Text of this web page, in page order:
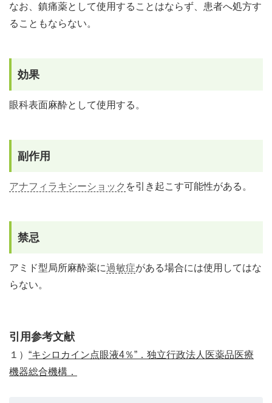
なお、鎮痛薬として使用することはならず、患者へ処方す
ることもならない。
効果
眼科表面麻酔として使用する。
副作用
アナフィラキシーショック を引き起こす可能性がある。
禁忌
アミド型局所麻酔薬に過敏症がある場合には使用してはな
らない。
引用参考文献
１） “キシロカイン点眼液4％”．独立行政法人医薬品医療
機器総合機構．